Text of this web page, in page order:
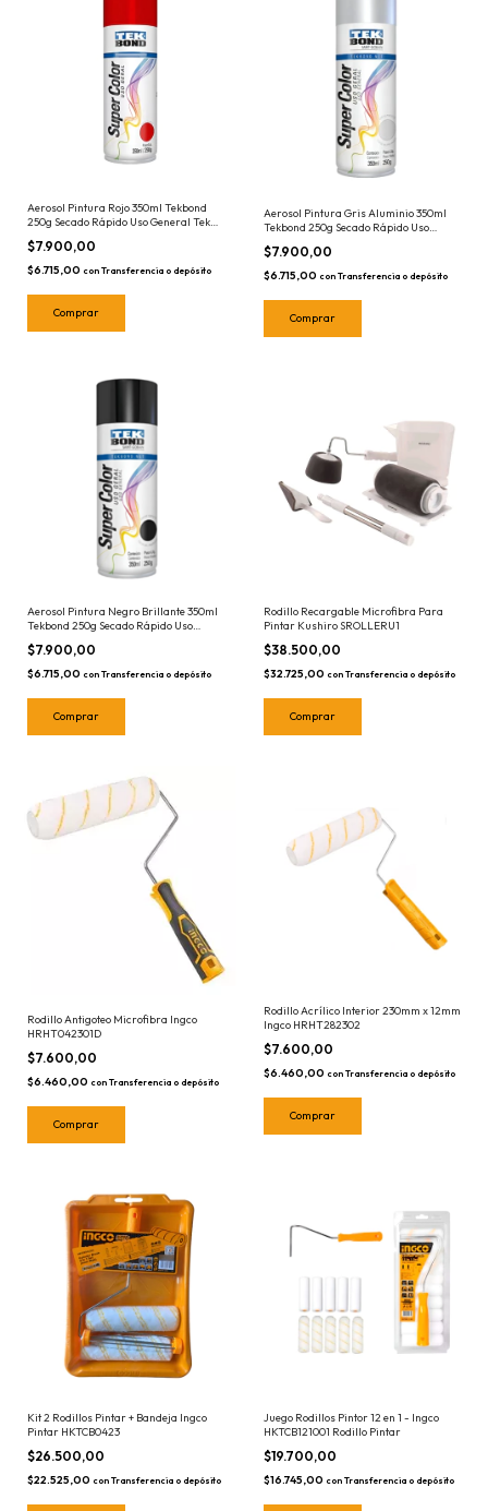
Aerosol Pintura Rojo 350ml Tekbond
250g Secado Rápido Uso General Tek
Bond Roja
$7.900,00
$6.715,00 con Transferencia o depósito
Aerosol Pintura Gris Aluminio 350ml
Tekbond 250g Secado Rápido Uso
$7.900,00
$6.715,00 con Transferencia o depósito
Aerosol Pintura Negro Brillante 350ml
Tekbond 250g Secado Rápido Uso
General Tek Bond
$7.900,00
$6.715,00 con Transferencia o depósito
Rodillo Recargable Microfibra Para
Pintar Kushiro SROLLERU1
$38.500,00
$32.725,00 con Transferencia o depósito
Rodillo Antigoteo Microfibra Ingco
HRHT042301D
$7.600,00
$6.460,00 con Transferencia o depósito
Rodillo Acrílico Interior 230mm x 12mm
Ingco HRHT282302
$7.600,00
$6.460,00 con Transferencia o depósito
Kit 2 Rodillos Pintar + Bandeja Ingco
Pintar HKTCB0423
$26.500,00
$22.525,00 con Transferencia o depósito
Juego Rodillos Pintor 12 en 1 - Ingco
HKTCB121001 Rodillo Pintar
$19.700,00
$16.745,00 con Transferencia o depósito